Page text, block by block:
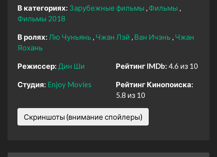
В категориях: Зарубежные фильмы
Фильмы
Фильмы 2018
В ролях: Лю Чуньянь Чжан Лэй Ван Ичэнь Чжан
Яохань
Режиссер: Дин Ши
Студия: Enjoy Movies
Рейтинг IMDb: 4.6 из 10
Рейтинг Кинопоиска:
5.8 из 10
Скриншоты (внимание спойлеры)